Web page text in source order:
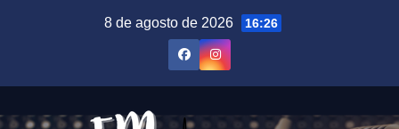
8 de agosto de 2026 16:26